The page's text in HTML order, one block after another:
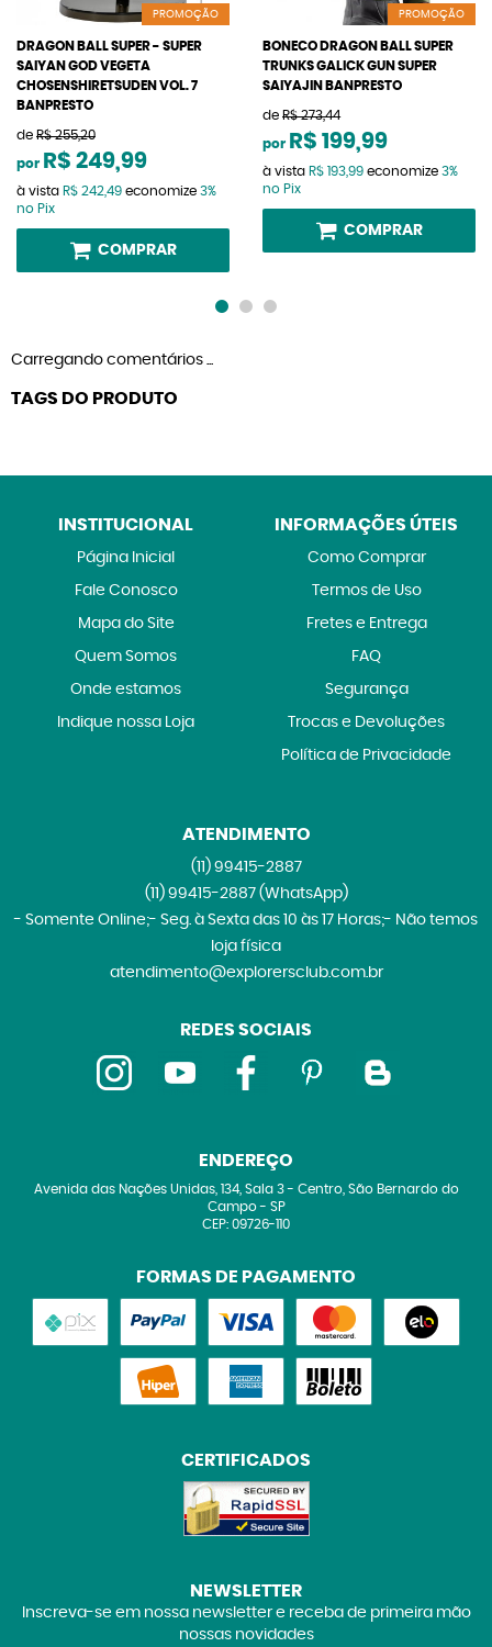
PROMOÇÃO
DRAGON BALL SUPER - SUPER
SAIYAN GOD VEGETA
CHOSENSHIRETSUDEN VOL. 7
BANPRESTO
de R$ 255,20
por R$ 249,99
à vista R$ 242,49 economize 3%
no Pix
COMPRAR
PROMOÇÃO
BONECO DRAGON BALL SUPER
TRUNKS GALICK GUN SUPER
SAIYAJIN BANPRESTO
de R$ 273,44
por R$ 199,99
à vista R$ 193,99 economize 3%
no Pix
COMPRAR
Carregando comentários ...
TAGS DO PRODUTO
INSTITUCIONAL
Página Inicial
Fale Conosco
Mapa do Site
Quem Somos
Onde estamos
Indique nossa Loja
INFORMAÇÕES ÚTEIS
Como Comprar
Termos de Uso
Fretes e Entrega
FAQ
Segurança
Trocas e Devoluções
Política de Privacidade
ATENDIMENTO
(11)99415-2887
(11)99415-2887 (WhatsApp)
- Somente Online;- Seg. à Sexta das 10 às 17 Horas;- Não temos
loja física
atendimento@explorersclub.com.br
REDES SOCIAIS
ENDEREÇO
Avenida das Nações Unidas, 134, Sala 3- Centro, São Bernardo do
Campo- SP
CEP: 09726-110
FORMAS DE PAGAMENTO
CERTIFICADOS
NEWSLETTER
Inscreva-se em nossa newsletter e receba de primeira mão
nossas novidades